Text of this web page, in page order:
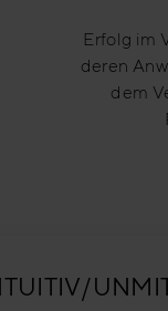
Erfolg im
deren
dem